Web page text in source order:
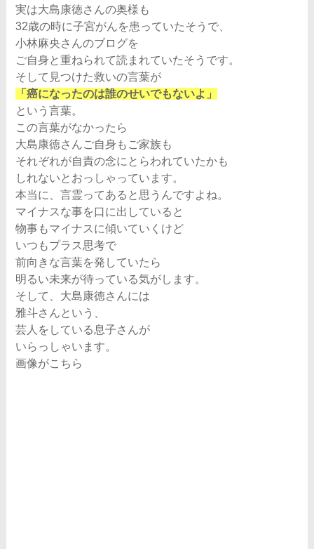
実は大島康徳さんの奥様も
32歳の時に子宮がんを患っていたそうで、
小林麻央さんのブログを
ご自身と重ねられて読まれていたそうです。
そして見つけた救いの言葉が
「癌になったのは誰のせいでもないよ」
という言葉。
この言葉がなかったら
大島康徳さんご自身もご家族も
それぞれが自責の念にとらわれていたかも
しれないとおっしゃっています。
本当に、言霊ってあると思うんですよね。
マイナスな事を口に出していると
物事もマイナスに傾いていくけど
いつもプラス思考で
前向きな言葉を発していたら
明るい未来が待っている気がします。
そして、大島康徳さんには
雅斗さんという、
芸人をしている息子さんが
いらっしゃいます。
画像がこちら